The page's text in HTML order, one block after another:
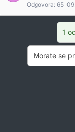
Odgovora 65
1
Morate se